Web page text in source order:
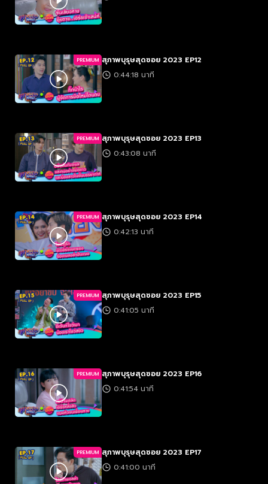
PREMIUM สุภาพบุรุษสุดซอย 2023 EP12
0:44:18 นาที
PREMIUM สุภาพบุรุษสุดซอย 2023 EP13
0:43:08 นาที
PREMIUM สุภาพบุรุษสุดซอย 2023 EP14
0:42:13 นาที
PREMIUM สุภาพบุรุษสุดซอย 2023 EP15
0:41:05 นาที
PREMIUM สุภาพบุรุษสุดซอย 2023 EP16
0:41:54 นาที
PREMIUM สุภาพบุรุษสุดซอย 2023 EP17
0:41:00 นาที